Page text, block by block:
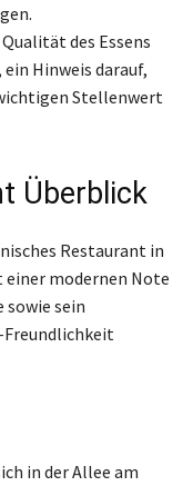
des Essens
Hinweis darauf,
Stellenwert
Überblick
Restaurant in
modernen Note
sowie sein
Freundlichkeit
in der Allee am